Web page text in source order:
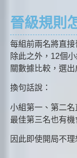
晉級規則
每組前兩名將直接
除此之外，12個
關數據比較，選
換句話說：
小組第一、第二名
最佳第三名也有機
因此即使開局不